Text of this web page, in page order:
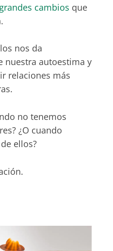
cambios que
nos da
nuestra autoestima y
relaciones más
no tenemos
¿O cuando
ellos?